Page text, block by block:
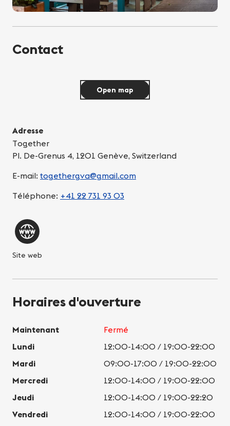
Contact
Adresse
Together
Pl. De-Grenus 4, 1201 Genève, Switzerland
E-mail: togethergva@gmail.com
Téléphone: +41 22 731 93 03
Site web
Open map
Horaires d'ouverture
Maintenant
Fermé
Lundi
12:00-14:00 / 19:00-22:00
Mardi
09:00-17:00 / 19:00-22:00
Mercredi
12:00-14:00 / 19:00-22:00
Jeudi
12:00-14:00 / 19:00-22:20
Vendredi
12:00-14:00 / 19:00-22:00